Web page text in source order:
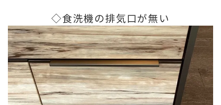
◇食洗機の排気口が無い